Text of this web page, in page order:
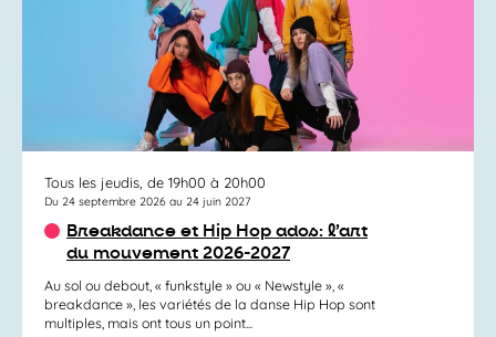
Tous les jeudis, de 19h00 à 20h00
Du 24 septembre 2026 au 24 juin 2027
Breakdance et Hip Hop ados: l’art
du mouvement 2026-2027
Au sol ou debout, « funkstyle » ou « Newstyle », «
breakdance », les variétés de la danse Hip Hop sont
multiples, mais ont tous un point...